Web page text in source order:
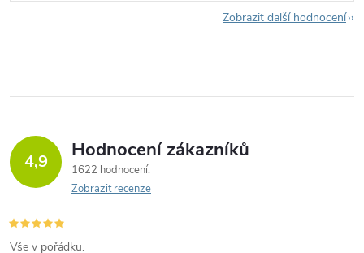
Zobrazit další hodnocení
4,9 Hodnocení zákazníků
1622 hodnocení
Zobrazit recenze
Vše v pořádku.